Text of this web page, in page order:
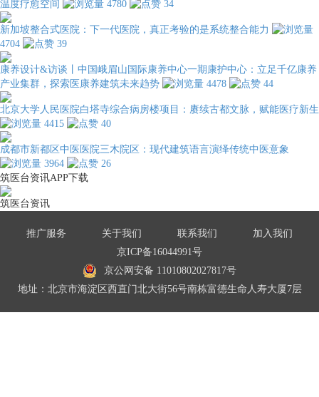
温度疗愈空间 4780 34
新加坡整合式医院：下一代医院，真正考验的是系统整合能力
4704
39
康养设计&访谈丨中国峨眉山国际康养中心一期康护中心：立足千亿康养
产业集群，探索医康养建筑未来趋势
4478 44
北京大学人民医院白塔寺综合病房楼项目：赓续古都文脉，赋能医疗新生
4415
40
成都市新都区中医医院三木院区：现代建筑语言演绎传统中医意象
3964
26
筑医台资讯APP下载
筑医台资讯
推广服务 关于我们 联系我们
加入我们
京ICP备16044991号
京公网安备 11010802027817号
地址：北京市海淀区西直门北大街56号南栋富德生命人寿大厦7层